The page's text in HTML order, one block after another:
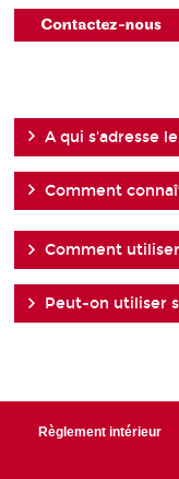
A qui s'adresse le
Comment
Comment utiliser
Peut-on utiliser
Règlement intérieur